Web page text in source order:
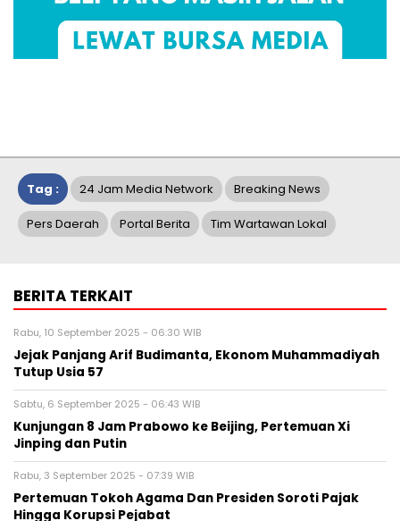
Tag : 24 Jam Media Network Breaking News
Pers Daerah Portal Berita Tim Wartawan Lokal
BERITA TERKAIT
Rabu, 10 September 2025 - 06:30 WIB
Jejak Panjang Arif Budimanta, Ekonom Muhammadiyah
Tutup Usia 57
Sabtu, 6 September 2025 - 06:43 WIB
Kunjungan 8 Jam Prabowo ke Beijing, Pertemuan Xi
Jinping dan Putin
Rabu, 3 September 2025 - 07:39 WIB
Pertemuan Tokoh Agama Dan Presiden Soroti Pajak
Hingga Korupsi Pejabat